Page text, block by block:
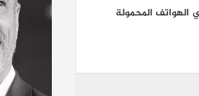
الهواتف المحمولة